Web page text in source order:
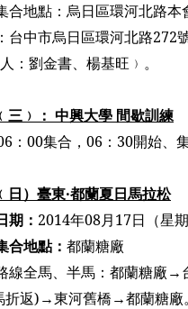
合地點：烏日區環河北路本
台中市烏日區環河北路272
：劉金書、楊基旺 ﹚ 。
﹙ 三 ﹚ ： 中興大學 間歇訓練
： 00集合， 06 ： 30開始、
﹙ 日） 臺東‧都蘭夏日馬拉松
期： 2014年08月17日（星
合地點： 都蘭糖廠
線全馬、 半馬 ：都蘭糖廠→
折返)→東河舊橋→都蘭糖廠